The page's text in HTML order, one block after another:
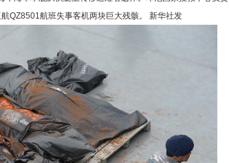
QZ8501航班失事客机两块巨大残骸。 新华社发